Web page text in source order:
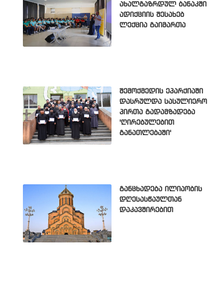
ახალგაზრდულ ბანაკში
ადიქციის შესახებ
ლექცია გაიმართა
შემოქმედის ეპარქიაში
დასრულდა სასულიერო
პირთა გადამზადება
'ღირებულებით
განათლებაში'
განცხადება ილიაობის
დღესასწაულთან
დაკავშირებით